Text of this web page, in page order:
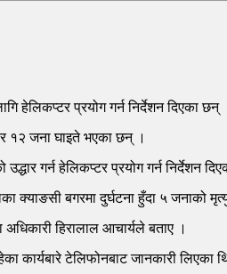
हेलिकप्टर प्रयोग गर्न निर्देशन दिएका छन्
१२ जना घाइते भएका छन् ।
गर्न हेलिकप्टर प्रयोग गर्न निर्देशन
क्याङसी बगरमा दुर्घटना हुँदा ५ जनाको
हिरालाल आचार्यले बताए ।
कार्यबारे टेलिफोनबाट जानकारी लिएका